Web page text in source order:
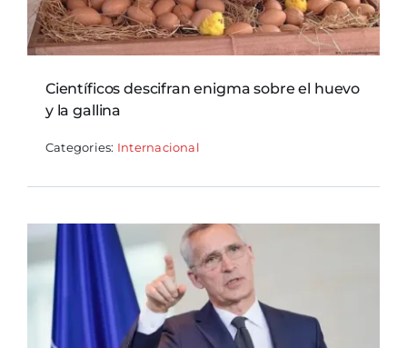
Científicos descifran enigma sobre el huevo
y la gallina
Categories: Internacional